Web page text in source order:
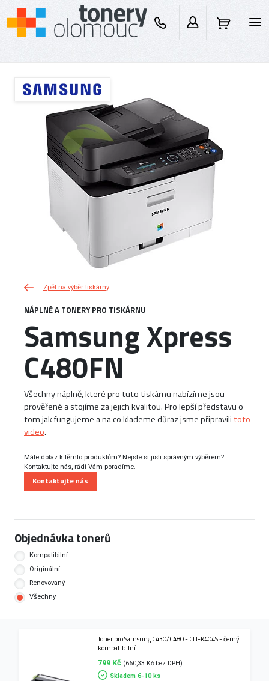
Zpět na výběr tiskárny
NÁPLNĚ A TONERY PRO TISKÁRNU
Samsung Xpress
C480FN
Všechny náplně, které pro tuto tiskárnu nabízíme jsou
prověřené a stojíme za jejich kvalitou. Pro lepší představu o
tom jak fungujeme a na co klademe důraz jsme připravilitoto
video.
Máte dotaz k těmto produktům? Nejste si jisti správným výběrem?
Kontaktujte nás, rádi Vám poradíme.
Kontaktujte nás
Objednávka tonerů
Kompatibilní
Originální
Renovovaný
Všechny
Toner pro Samsung C430/C480 - CLT-K404S - černý
kompatibilní
799 Kč (660,33 Kč bez DPH)
Skladem 6-10 ks